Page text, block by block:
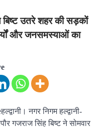
बिष्ट उतरे शहर की सड़कों
और जनसमस्याओं का
नगर निगम हल्द्वानी-
गजराज सिंह बिष्ट ने सोमवार